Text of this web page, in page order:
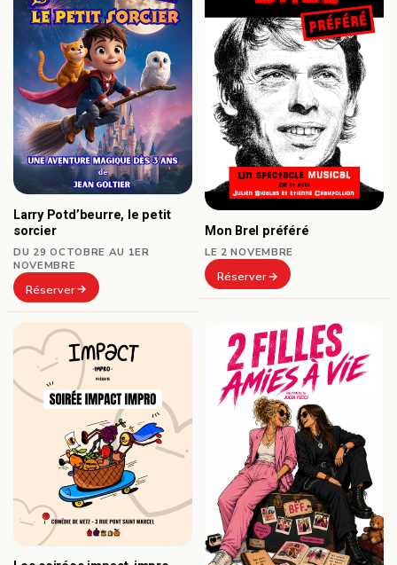
Larry Potd’beurre, le petit
sorcier
DU 29 OCTOBRE AU 1ER
NOVEMBRE
Réserver
Mon Brel préféré
LE 2 NOVEMBRE
Réserver